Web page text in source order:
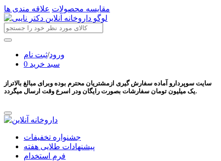
مقایسه محصولات علاقه مندی ها
ورود/ثبت نام
سبد خرید 0
سایت سوپردارو آماده سفارش گیری ازمشتریان محترم بوده وبرای مبالغ بالاتراز
یک میلیون تومان سفارشات بصورت رایگان ودر اسرع وقت ارسال میگردد.
جشنواره تخفیفات
پیشنهادات طلایی هفته
فرم استخدام